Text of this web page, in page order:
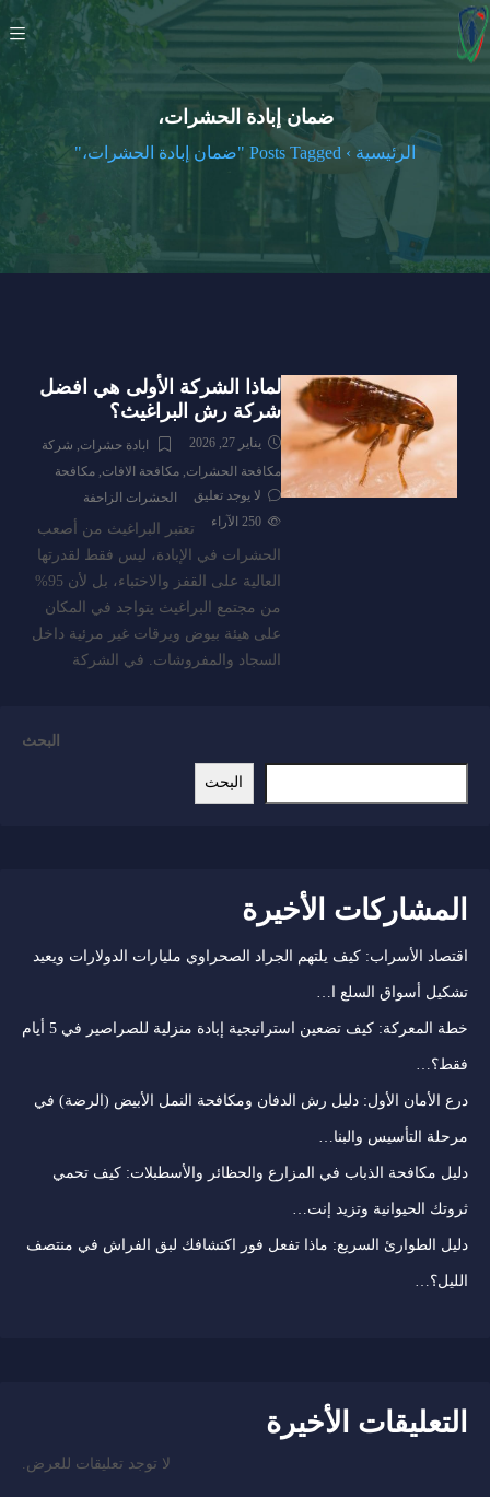
ضمان إبادة الحشرات،
الرئيسية › Posts Tagged "ضمان إبادة الحشرات،"
لماذا الشركة الأولى هي افضل
شركة رش البراغيث؟
يناير 27, 2026 ابادة حشرات, شركة
مكافحة الحشرات,مكافحة الافات,مكافحة
الحشرات الزاحفة
لا يوجد تعليق
250
الآراء
تعتبر البراغيث من أصعب
الحشرات في الإبادة، ليس فقط لقدرتها
العالية على القفز والاختباء، بل لأن 95%
من مجتمع البراغيث يتواجد في المكان
على هيئة بيوض ويرقات غير مرئية داخل
السجاد والمفروشات. في الشركة
البحث
البحث
المشاركات الأخيرة
اقتصاد الأسراب: كيف يلتهم الجراد الصحراوي مليارات الدولارات ويعيد
تشكيل أسواق السلع ا…
خطة المعركة: كيف تضعين استراتيجية إبادة منزلية للصراصير في 5 أيام
فقط؟…
درع الأمان الأول: دليل رش الدفان ومكافحة النمل الأبيض (الرضة) في
مرحلة التأسيس والبنا…
دليل مكافحة الذباب في المزارع والحظائر والأسطبلات: كيف تحمي
ثروتك الحيوانية وتزيد إنت…
دليل الطوارئ السريع: ماذا تفعل فور اكتشافك لبق الفراش في منتصف
الليل؟…
التعليقات الأخيرة
لا توجد تعليقات للعرض.